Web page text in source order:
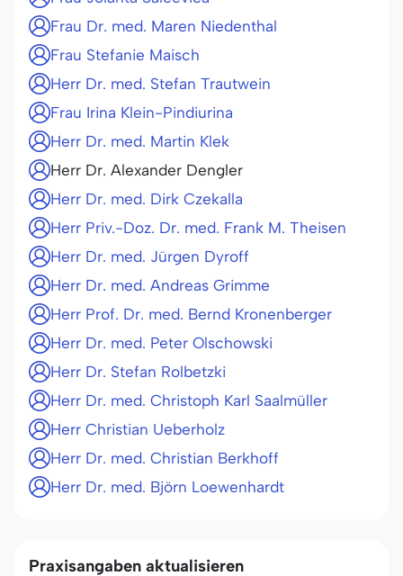
Frau Dr. med. Maren Niedenthal
Frau Stefanie Maisch
Herr Dr. med. Stefan Trautwein
Frau Irina Klein-Pindiurina
Herr Dr. med. Martin Klek
Herr Dr. Alexander Dengler
Herr Dr. med. Dirk Czekalla
Herr Priv.-Doz. Dr. med. Frank M. Theisen
Herr Dr. med. Jürgen Dyroff
Herr Dr. med. Andreas Grimme
Herr Prof. Dr. med. Bernd Kronenberger
Herr Dr. med. Peter Olschowski
Herr Dr. Stefan Rolbetzki
Herr Dr. med. Christoph Karl Saalmüller
Herr Christian Ueberholz
Herr Dr. med. Christian Berkhoff
Herr Dr. med. Björn Loewenhardt
Praxisangaben aktualisieren